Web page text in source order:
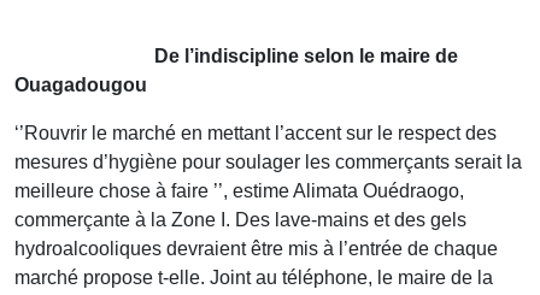
De l’indiscipline selon le maire de
Ouagadougou
‘’Rouvrir le marché en mettant l’accent sur le respect des
mesures d’hygiène pour soulager les commerçants serait la
meilleure chose à faire ’’, estime Alimata Ouédraogo,
commerçante à la Zone I. Des lave-mains et des gels
hydroalcooliques devraient être mis à l’entrée de chaque
marché propose t-elle. Joint au téléphone, le maire de la